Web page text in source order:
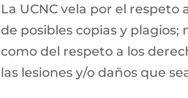
La UCNC vela por el
de posibles copias y
como del respeto a los
las lesiones y/o daños que